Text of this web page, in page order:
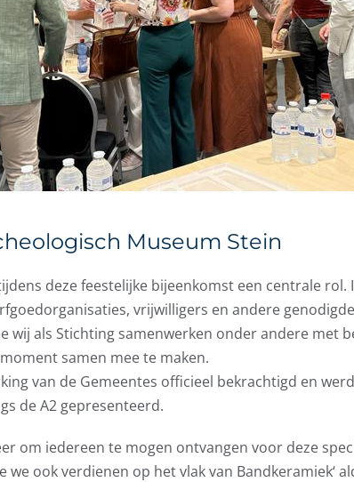
Museum Stein
deze feestelijke bijeenkomst een centrale
vrijwilligers en andere
wij als Stichting samenwerken onder andere met
samen mee te maken.
van de Gemeentes officieel bekrachtigd en
de A2 gepresenteerd.
om iedereen te mogen ontvangen voor deze
ook verdienen op het vlak van Bandkeramiek‘